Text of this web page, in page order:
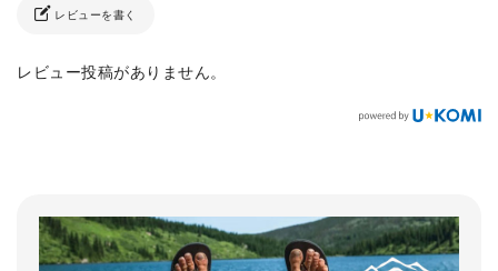
レビューを書く
レビュー投稿がありません。